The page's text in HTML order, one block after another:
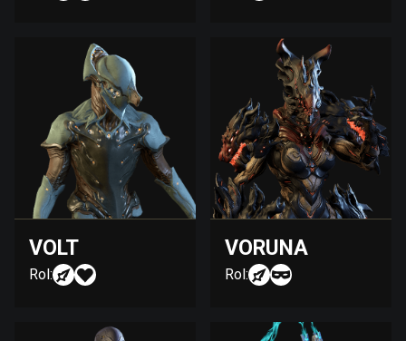
VOLT
Rol:
VORUNA
Rol: